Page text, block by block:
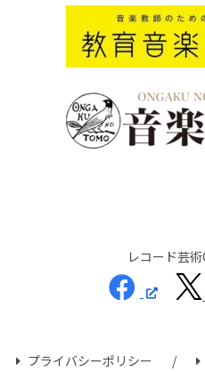
レコード芸
プライバシーポリシー